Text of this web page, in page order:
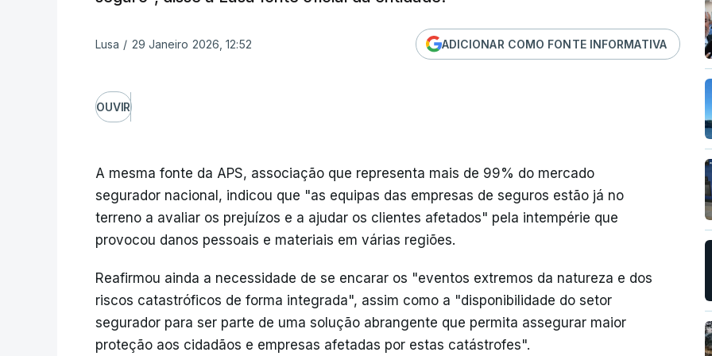
Lusa / 29 Janeiro 2026, 12:52 ADICIONAR COMO FONTE INFORMATIVA
OUVIR
A mesma fonte da APS, associação que representa mais de 99% do mercado
segurador nacional, indicou que "as equipas das empresas de seguros estão já no
terreno a avaliar os prejuízos e a ajudar os clientes afetados" pela intempérie que
provocou danos pessoais e materiais em várias regiões.
Reafirmou ainda a necessidade de se encarar os "eventos extremos da natureza e dos
riscos catastróficos de forma integrada", assim como a "disponibilidade do setor
segurador para ser parte de uma solução abrangente que permita assegurar maior
proteção aos cidadãos e empresas afetadas por estas catástrofes".